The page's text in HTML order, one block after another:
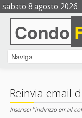
sabato 8 agosto 2026
Condo
Reinvia email
Inserisci l'indirizzo email